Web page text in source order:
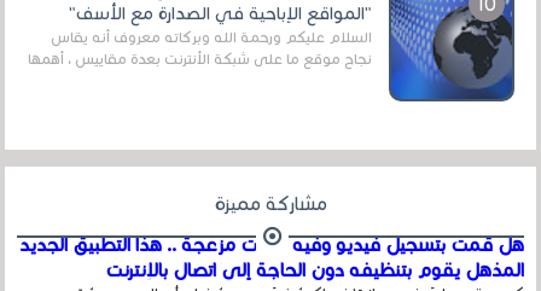
"المواقع الإباحية في الصدارة مع الأسف"
السلام عليكم ورحمة الله وبركاته معروف أنه يقاس
نجاح موقع ما على شبكة الأنترنت بعدة مقاييس ، أهمها
مشاركة مميزة
هل قمت بتسجيل فيديو وفيه أصوت مزعجة .. هذا التطبيق الجديد
المذهل يقوم بتنظيفه دون الحاجة إلى اتصال بالإنترنت